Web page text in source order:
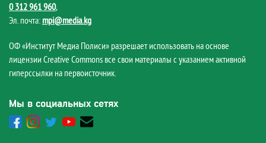
0 312 961 960,
Эл. почта: mpi@media.kg
ОФ «Институт Медиа Полиси» разрешает использовать на основе
лицензии Creative Commons все свои материалы с указанием активной
гиперссылки на первоисточник.
Мы в социальных сетях